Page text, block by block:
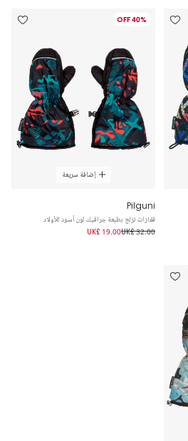
40% OFF
إضافة سريعة
Pilguni
قفازات تزلج بطبعة جرافيك لون أسود للأولاد
UK£ 32.00
UK£ 19.00